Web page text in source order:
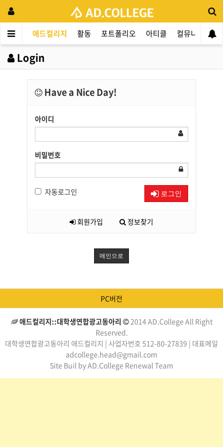
애드컬리지 활동 포트폴리오 아티클 컬뮤니티
Login
Have a Nice Day!
아이디
비밀번호
자동로그인 로그인
회원가입 정보찾기
메인으로
PC버전
애드컬리지::대학생연합광고동아리
2014 AD.College All Right
Reserved.
대학생연합광고동아리 애드컬리지 | 사업자번호 512-80-27839 | 대표메일
adcollege.head@gmail.com
Site Buil by AD.College Renewal Team